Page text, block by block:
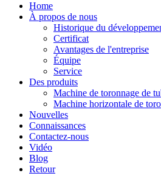
Home
À propos de nous
Historique du
Certificat
Avantages de l'entreprise
Équipe
Service
Des produits
Machine de toronnage de
Machine horizontale de
Nouvelles
Connaissances
Contactez-nous
Vidéo
Blog
Retour